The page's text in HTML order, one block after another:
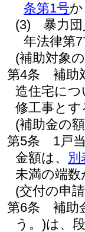
条第1号
(3)
暴力
年法律第
(補助対象
第4条
補助
造住宅に
修工事とす
(補助金の
第5条
1戸
金額は、 別
未満の端
(交付の申
第6条
補助
う。)は、